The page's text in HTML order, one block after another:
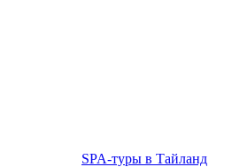
SPA-туры в Тайланд